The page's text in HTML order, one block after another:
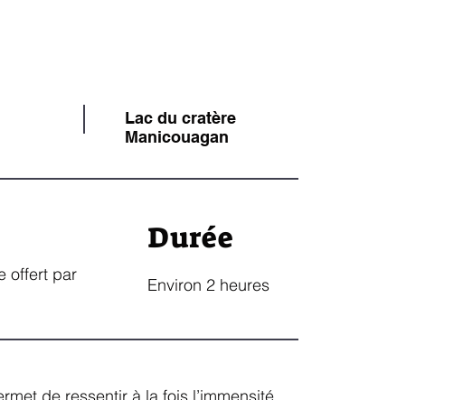
Lac du cratère
Manicouagan
Durée
offert par
Environ 2 heures